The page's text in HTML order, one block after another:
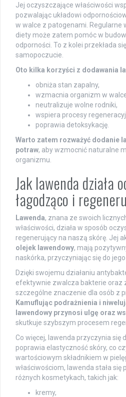
Jej oczyszczające właściwości
pozwalając układowi
w walce z patogenami. Regularne
diety może zatem pomóc w
odporności. To z kolei przekłada
samopoczucie.
Oto kilka korzyści z dodawania
obniża stan zapalny,
wzmacnia organizm w
neutralizuje wolne rodniki,
wspiera procesy
poprawia detoksykację.
Warto zatem rozważyć dodanie
potraw, aby wzmocnić naturalne
organizmu.
Jak lawenda działa
łagodząco i
Lawenda, znana ze swoich
właściwości, działa w sposób
regenerujący na naszą skórę. Jej
olejek lawendowy, mają
naskórka, przyczyniając się do
Dzięki swojemu działaniu
efektywnie zwalcza bakterie oraz
szczególne znaczenie dla osób z
Kamuflując podrażnienia i
lawendowy przynosi ulgę oraz
skutkuje szybszym procesem
Co więcej, lawenda przyczynia się
poprawia elastyczność skóry, co
wartościowym składnikiem w
właściwościom, lawenda stała
różnych kosmetykach, takich jak:
kremy,